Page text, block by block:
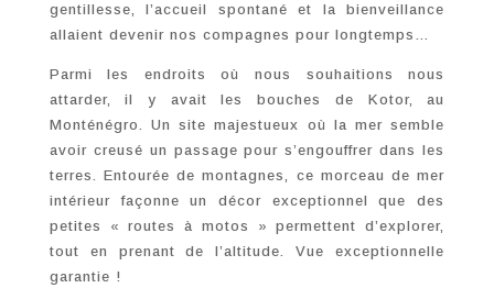
gentillesse, l’accueil spontané et la bienveillance
allaient devenir nos compagnes pour longtemps…
Parmi les endroits où nous souhaitions nous
attarder, il y avait les bouches de Kotor, au
Monténégro. Un site majestueux où la mer semble
avoir creusé un passage pour s’engouffrer dans les
terres. Entourée de montagnes, ce morceau de mer
intérieur façonne un décor exceptionnel que des
petites « routes à motos » permettent d’explorer,
tout en prenant de l’altitude. Vue exceptionnelle
garantie !